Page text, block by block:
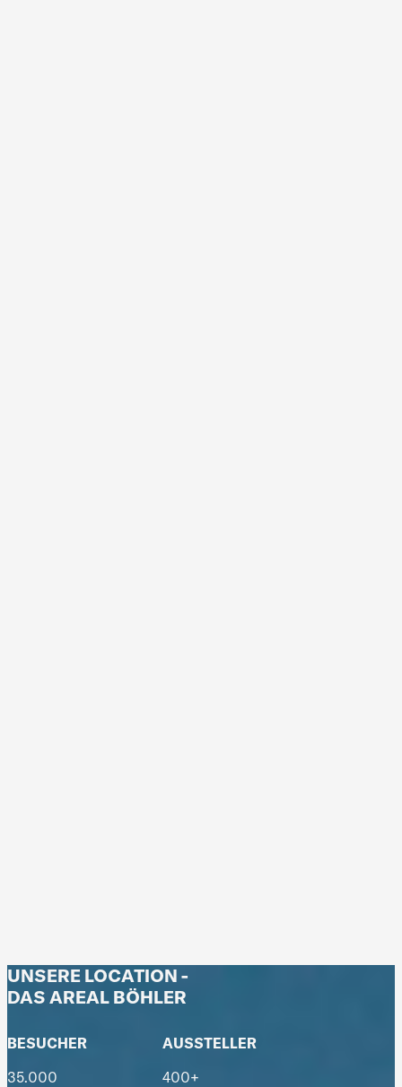
UNSERE LOCATION -
DAS AREAL BÖHLER
BESUCHER
35.000
AUSSTELLER
400+